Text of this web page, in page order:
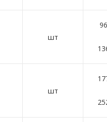
шт
шт